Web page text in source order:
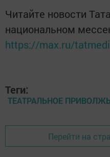
Читайте новости
национальном
https://max.ru/
Теги:
ТЕАТРАЛЬНОЕ
Перейти на